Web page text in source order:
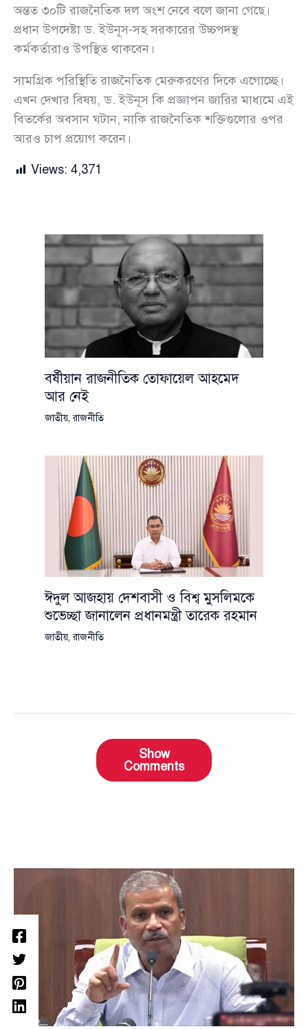
অন্তত ৩০টি রাজনৈতিক দল অংশ নেবে বলে জানা গেছে।
প্রধান উপদেষ্টা ড. ইউনূস-সহ সরকারের উচ্চপদস্থ
কর্মকর্তারাও উপস্থিত থাকবেন।
সামগ্রিক পরিস্থিতি রাজনৈতিক মেরুকরণের দিকে এগোচ্ছে।
এখন দেখার বিষয়, ড. ইউনূস কি প্রজ্ঞাপন জারির মাধ্যমে এই
বিতর্কের অবসান ঘটান, নাকি রাজনৈতিক শক্তিগুলোর ওপর
আরও চাপ প্রয়োগ করেন।
Views: 4,371
বর্ষীয়ান রাজনীতিক তোফায়েল আহমেদ
আর নেই
জাতীয়,রাজনীতি
ঈদুল আজহায় দেশবাসী ও বিশ্ব মুসলিমকে
শুভেচ্ছা জানালেন প্রধানমন্ত্রী তারেক রহমান
জাতীয়,রাজনীতি
Show
Comments